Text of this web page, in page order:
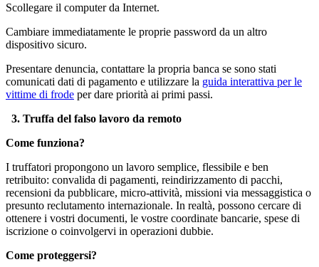
Scollegare il computer da Internet.
Cambiare immediatamente le proprie password da un altro
dispositivo sicuro.
Presentare denuncia, contattare la propria banca se sono stati
comunicati dati di pagamento e utilizzare la guida interattiva per le
vittime di frode per dare priorità ai primi passi.
3. Truffa del falso lavoro da remoto
Come funziona?
I truffatori propongono un lavoro semplice, flessibile e ben
retribuito: convalida di pagamenti, reindirizzamento di pacchi,
recensioni da pubblicare, micro-attività, missioni via messaggistica o
presunto reclutamento internazionale. In realtà, possono cercare di
ottenere i vostri documenti, le vostre coordinate bancarie, spese di
iscrizione o coinvolgervi in operazioni dubbie.
Come proteggersi?